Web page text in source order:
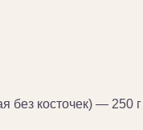
без косточек) — 250 г